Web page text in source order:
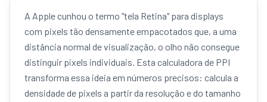
A Apple cunhou o termo "tela Retina" para displays
com pixels tão densamente empacotados que, a uma
distância normal de visualização, o olho não consegue
distinguir pixels individuais. Esta calculadora de PPI
transforma essa ideia em números precisos: calcula a
densidade de pixels a partir da resolução e do tamanho